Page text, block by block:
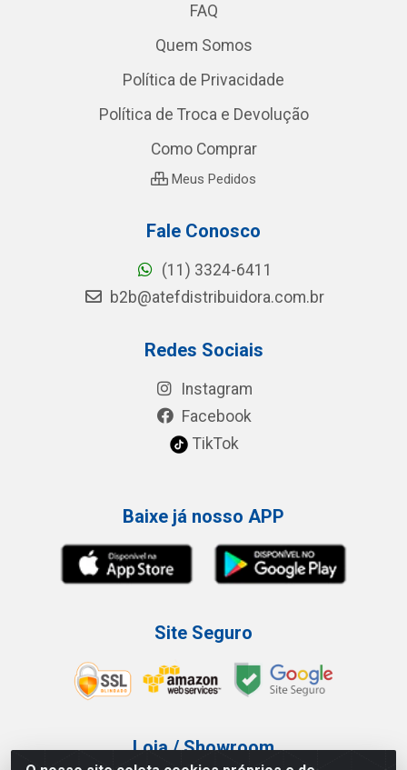
FAQ
Quem Somos
Política de Privacidade
Política de Troca e Devolução
Como Comprar
Meus Pedidos
Fale Conosco
(11) 3324-6411
b2b@atefdistribuidora.com.br
Redes Sociais
Instagram
Facebook
TikTok
Baixe já nosso APP
Site Seguro
Loja / Showroom